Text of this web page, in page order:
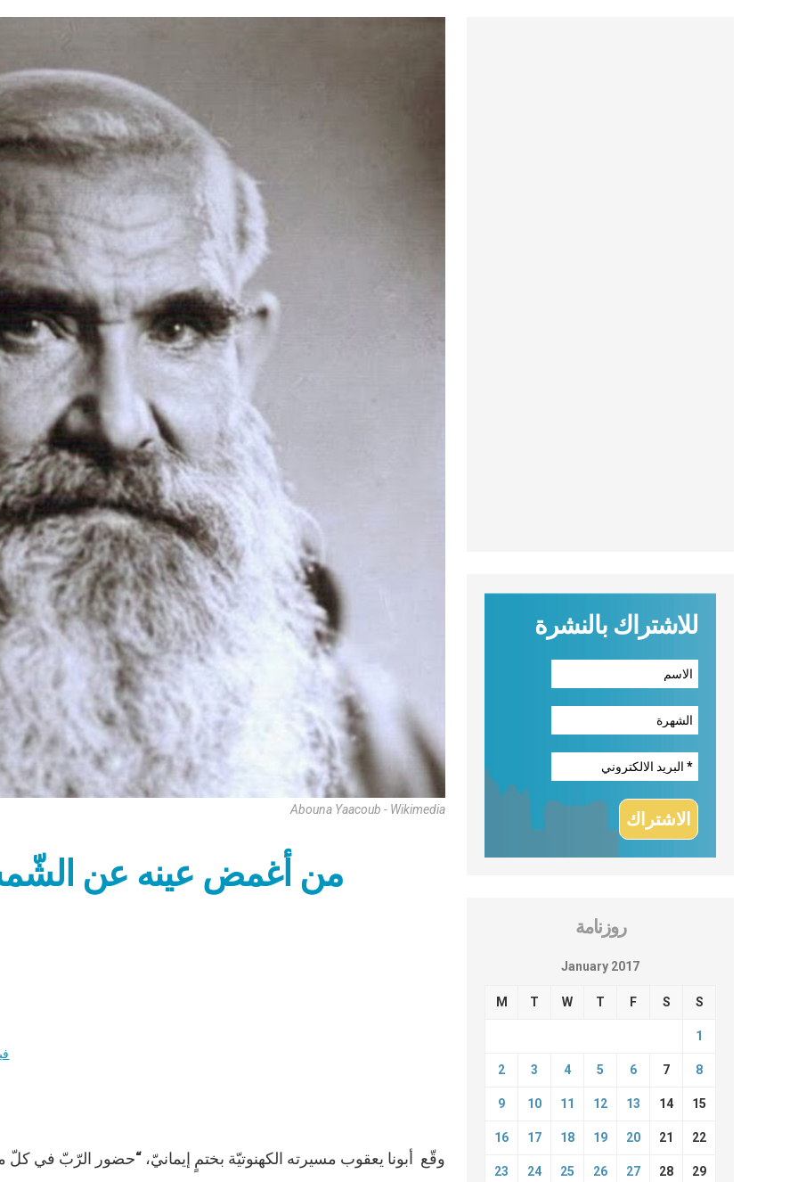
Abouna Yaacoub - Wikimedia
وقّع أبونا يعقوب مسيرته الكهنوتيّة بختمٍ إيمانيّ، “حضور الرّبّ في
للاشتراك بالنشرة
روزنامة
January 2017
M T W T F S S
1
2 3 4 5 6 7 8
9 10 11 12 13 14 15
16 17 18 19 20 21 22
23 24 25 26 27 28 29